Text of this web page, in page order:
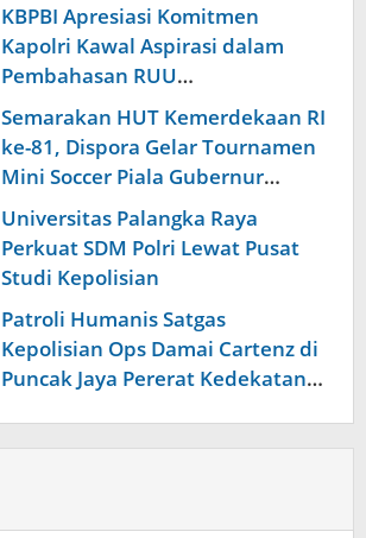
KBPBI Apresiasi Komitmen
Kapolri Kawal Aspirasi dalam
Pembahasan RUU
Ketenagakerjaan
Semarakan HUT Kemerdekaan RI
ke-81, Dispora Gelar Tournamen
Mini Soccer Piala Gubernur
Bengkulu
Universitas Palangka Raya
Perkuat SDM Polri Lewat Pusat
Studi Kepolisian
Patroli Humanis Satgas
Kepolisian Ops Damai Cartenz di
Puncak Jaya Pererat Kedekatan